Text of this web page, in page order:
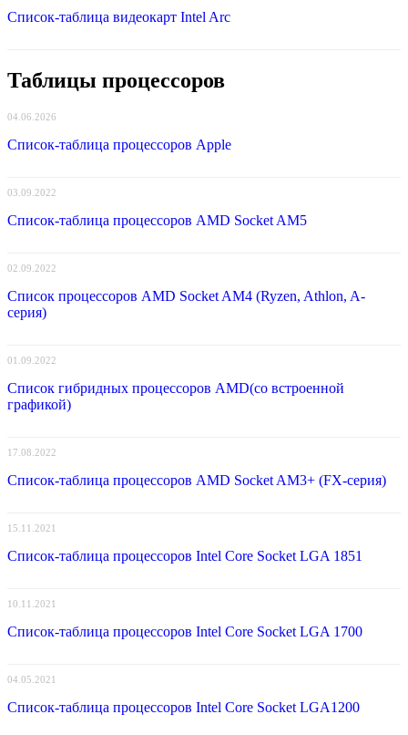
Список-таблица видеокарт Intel Arc
Таблицы процессоров
04.06.2026
Список-таблица процессоров Apple
03.09.2022
Список-таблица процессоров AMD Socket AM5
02.09.2022
Список процессоров AMD Socket AM4 (Ryzen, Athlon, A-
серия)
01.09.2022
Список гибридных процессоров AMD(со встроенной
графикой)
17.08.2022
Список-таблица процессоров AMD Socket AM3+ (FX-серия)
15.11.2021
Список-таблица процессоров Intel Core Socket LGA 1851
10.11.2021
Список-таблица процессоров Intel Core Socket LGA 1700
04.05.2021
Список-таблица процессоров Intel Core Socket LGA1200